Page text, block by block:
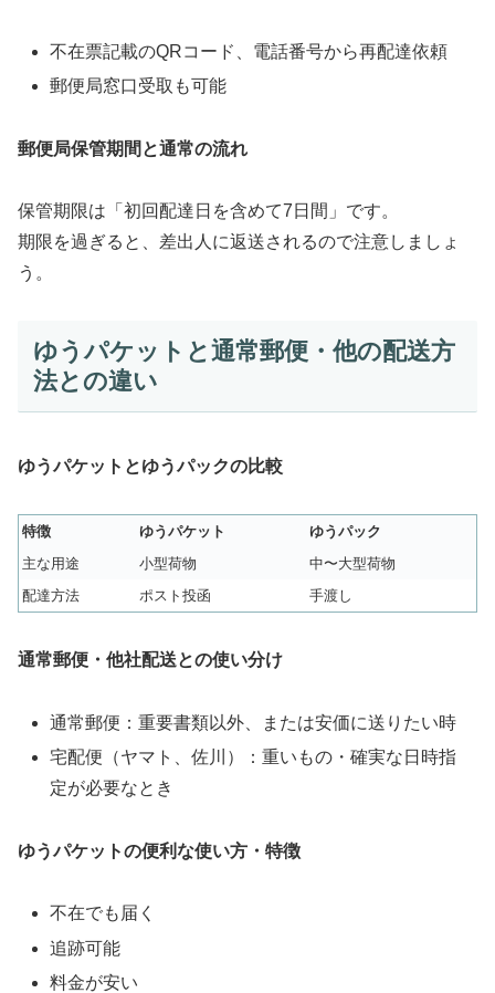
不在票記載のQRコード、電話番号から再配達依頼
郵便局窓口受取も可能
郵便局保管期間と通常の流れ
保管期限は「初回配達日を含めて7日間」です。
期限を過ぎると、差出人に返送されるので注意しましょ
う。
ゆうパケットと通常郵便・他の配送方
法との違い
ゆうパケットとゆうパックの比較
特徴 ゆうパケット
ゆうパック
主な用途
小型荷物
中〜大型荷物
配達方法
ポスト投函 手渡し
通常郵便・他社配送との使い分け
通常郵便：重要書類以外、または安価に送りたい時
宅配便（ヤマト、佐川）：重いもの・確実な日時指
定が必要なとき
ゆうパケットの便利な使い方・特徴
不在でも届く
追跡可能
料金が安い